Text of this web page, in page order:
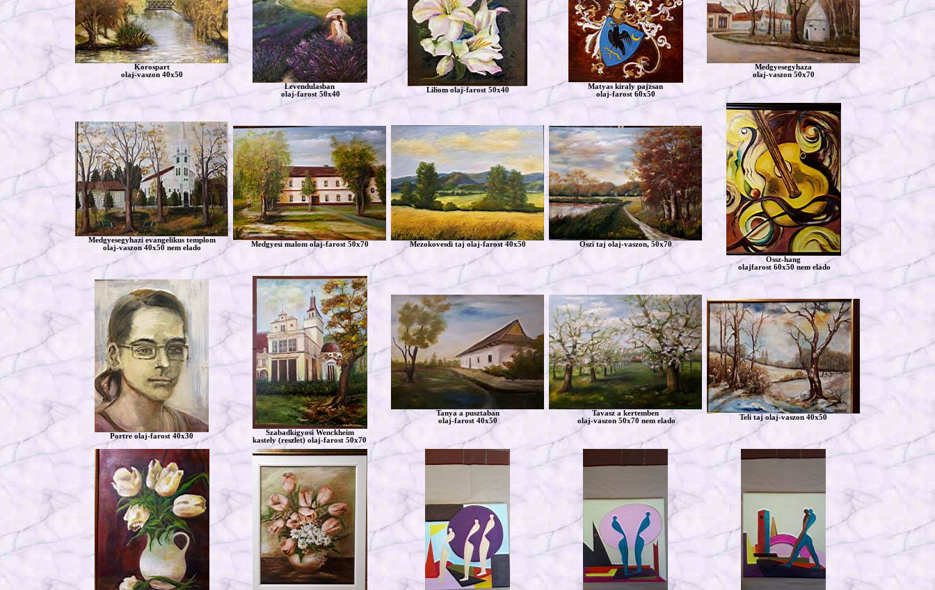
Korospart
olaj-vaszon 40x50
Levendulasban
olaj-farost 50x40
Liliom olaj-farost 50x40
Matyas kiraly pajzsan
olaj-farost 60x50
Medgyesegyhaza
olaj-vaszon 50x70
Medgyesegyhazi evangelikus templom
olaj-vaszon 40x50 nem elado
Medgyesi malom olaj-farost 50x70 Mezokovesdi taj olaj-farost 40x50
Oszi taj olaj-vaszon, 50x70
Ossz-hang
olajfarost 60x50 nem elado
Portre olaj-farost 40x30
Szabadkigyosi Wenckheim
kastely (reszlet) olaj-farost 50x70
Tanya a pusztaban
olaj-farost 40x50
Tavasz a kertemben
olaj-vaszon 50x70 nem elado
Teli taj olaj-vaszon 40x50